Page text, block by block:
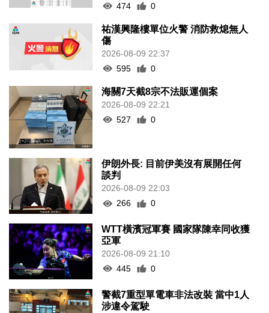
474
0
祐漢興隆樓單位火警 消防救熄無人
傷
2026-08-09 22:37
595
0
海關7天截8宗不法販運個案
2026-08-09 22:21
527
0
伊朗外長: 目前伊美沒有展開任何
談判
2026-08-09 22:03
266
0
WTT橫濱冠軍賽 國家隊陳幸同收獲
亞軍
2026-08-09 21:10
445
0
警截7重型單電車非法改裝 當中1人
涉違令駕駛